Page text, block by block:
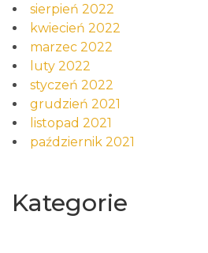
sierpień 2022
kwiecień 2022
marzec 2022
luty 2022
styczeń 2022
grudzień 2021
listopad 2021
październik 2021
Kategorie